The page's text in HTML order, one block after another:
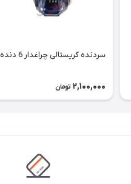
سردنده کریستالی چراغدار 6 دنده
2,100,000 تومان